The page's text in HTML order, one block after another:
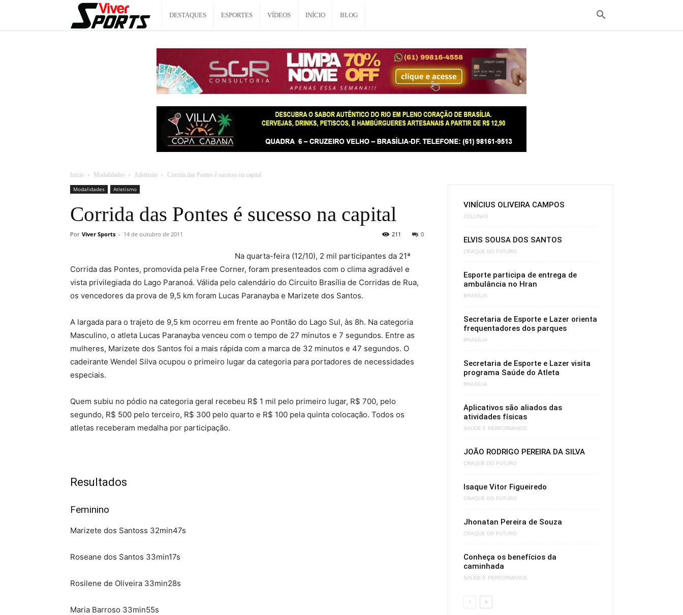
Viver
DESTAQUES ESPORTES VÍDEOS INÍCIO BLOG
Início Modalidades Atletismo
Corrida das Pontes é sucesso na capital
Modalidades
Atletismo
Corrida das Pontes é sucesso na capital
Por Viver Sports - 14 de outubro de 2011 0
211
Na quarta-feira (12/10), 2 mil participantes da 21ª
Corrida das Pontes, promovida pela Free Corner, foram presenteados com o clima agradável e
vista privilegiada do Lago Paranoá. Válida pelo calendário do Circuito Brasília de Corridas de Rua,
os vencedores da prova de 9,5 km foram Lucas Paranayba e Marizete dos Santos.
A largada para o trajeto de 9,5 km ocorreu em frente ao Pontão do Lago Sul, às 8h. Na categoria
Masculino, o atleta Lucas Paranayba venceu com o tempo de 27 minutos e 7 segundos. Entre as
mulheres, Marizete dos Santos foi a mais rápida com a marca de 32 minutos e 47 segundos. O
cadeirante Wendel Silva ocupou o primeiro lugar da categoria para portadores de necessidades
especiais.
Quem subiu no pódio na categoria geral recebeu R$ 1 mil pelo primeiro lugar, R$ 700, pelo
segundo, R$ 500 pelo terceiro, R$ 300 pelo quarto e R$ 100 pela quinta colocação. Todos os
atletas receberam medalha por participação.
Resultados
Feminino
Marizete dos Santoss 32min47s
Roseane dos Santos 33min17s
Rosilene de Oliveira 33min28s
Maria Barroso 33min55s
VINÍCIUS OLIVEIRA CAMPOS
COLUNAS
ELVIS SOUSA DOS SANTOS
CRAQUE DO FUTURO
Esporte participa de entrega de
ambulância no Hran
BRASÍLIA
Secretaria de Esporte e Lazer orienta
frequentadores dos parques
BRASÍLIA
Secretaria de Esporte e Lazer visita
programa Saúde do Atleta
BRASÍLIA
Aplicativos são aliados das
atividades físicas
SAÚDE E PERFORMANCE
JOÃO RODRIGO PEREIRA DA SILVA
CRAQUE DO FUTURO
Isaque Vitor Figueiredo
CRAQUE DO FUTURO
Jhonatan Pereira de Souza
CRAQUE DO FUTURO
Conheça os benefícios da
caminhada
SAÚDE E PERFORMANCE